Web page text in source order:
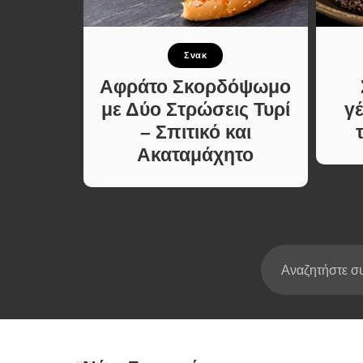
Σούπες
Συνταγές
Σνακ
Αφράτο Σκορδόψωμο
με Δύο Στρώσεις Τυρί
– Σπιτικό και
Ακαταμάχητο